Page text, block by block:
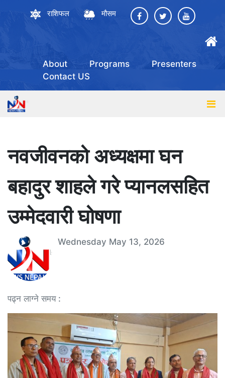
राशिफल मौसम
About Programs
Presenters
Contact US
नवजीवनको अध्यक्षमा घन
बहादुर शाहले गरे प्यानलसहित
उम्मेदवारी घोषणा
Wednesday May 13, 2026
पढ्न लाग्ने समय :